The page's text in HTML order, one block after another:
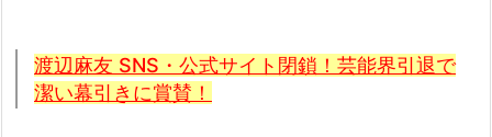
渡辺麻友 SNS・公式サイト閉鎖！芸能界引退で
潔い幕引きに賞賛！